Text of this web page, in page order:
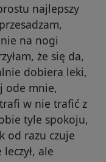
najlepszy
na nogi
że się da,
dobiera leki,
ode mnie,
w nie trafić z
tyle spokoju,
od razu czuje
ale